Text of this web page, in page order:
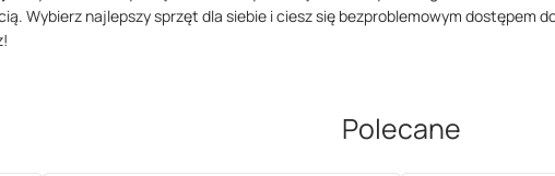
Wybierz najlepszy sprzęt dla siebie i ciesz się bezproblemowym dostępem
Polecane